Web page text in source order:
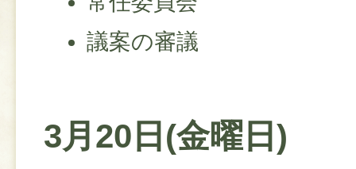
議案の審議
3月20日(金曜日)